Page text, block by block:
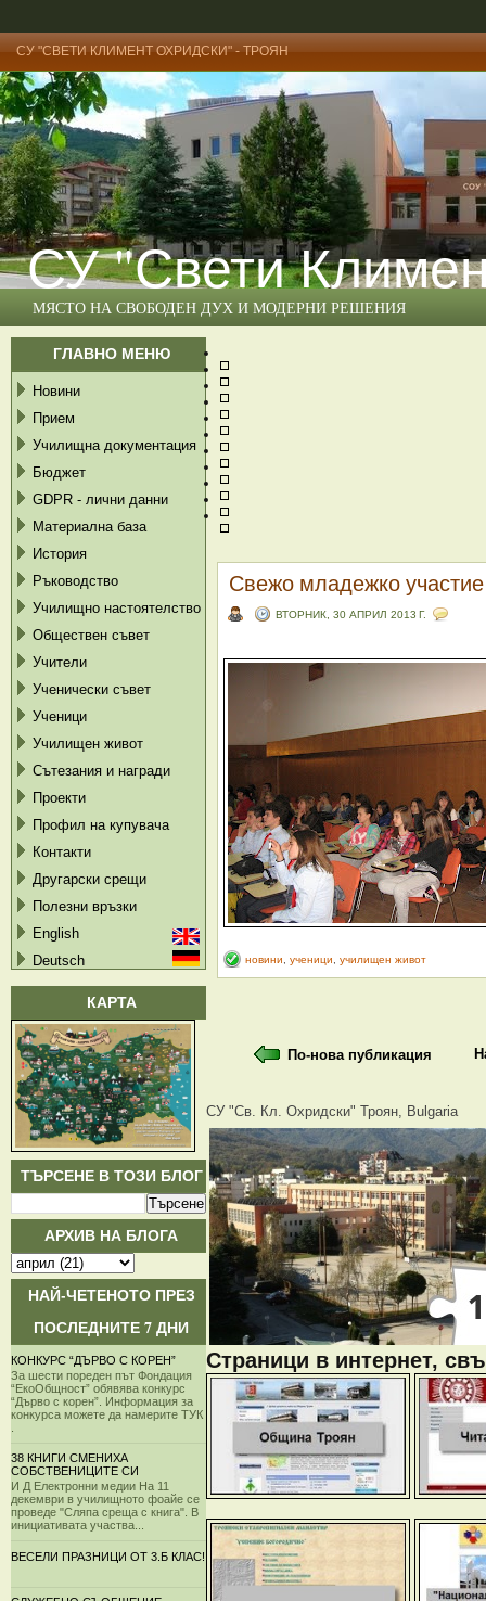
СУ "СВЕТИ КЛИМЕНТ ОХРИДСКИ" - ТРОЯН
СУ "Свети
МЯСТО НА СВОБОДЕН ДУХ И МОДЕРНИ РЕШЕНИЯ
ГЛАВНО МЕНЮ
Новини
Прием
Училищна документация
Бюджет
GDPR - лични данни
Материална база
История
Ръководство
Училищно настоятелство
Обществен съвет
Учители
Ученически съвет
Ученици
Училищен живот
Сътезания и награди
Проекти
Профил на купувача
Контакти
Другарски срещи
Полезни връзки
English
Deutsch
КАРТА
ТЪРСЕНЕ В ТОЗИ БЛОГ
АРХИВ НА БЛОГА
НАЙ-ЧЕТЕНОТО ПРЕЗ
ПОСЛЕДНИТЕ 7 ДНИ
КОНКУРС “ДЪРВО С КОРЕН”
За шести пореден път Фондация
“ЕкоОбщност” обявява конкурс
“Дърво с корен”. Информация за
конкурса можете да намерите ТУК
38 КНИГИ СМЕНИХА
СОБСТВЕНИЦИТЕ СИ
И Д Електронни медии На 11
декември в училищното фоайе се
проведе "Сляпа среща с книга". В
инициативата участва...
ВЕСЕЛИ ПРАЗНИЦИ ОТ 3.Б КЛАС!
Свежо младежко
ВТОРНИК, 30 АПРИЛ 2013 Г.
новини ученици училищен живот
По-нова публикация
СУ "Св. Кл. Охридски" Троян, Bulgaria
Страници в интернет,